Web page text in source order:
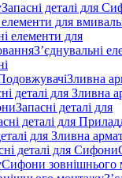
Запасні деталі для
елементи для
елементи для
З’єднувальні
Зливна
деталі для Зливна
Запасні деталі для
деталі для
для Зливна
деталі для Сифони
Сифони зовнішнього